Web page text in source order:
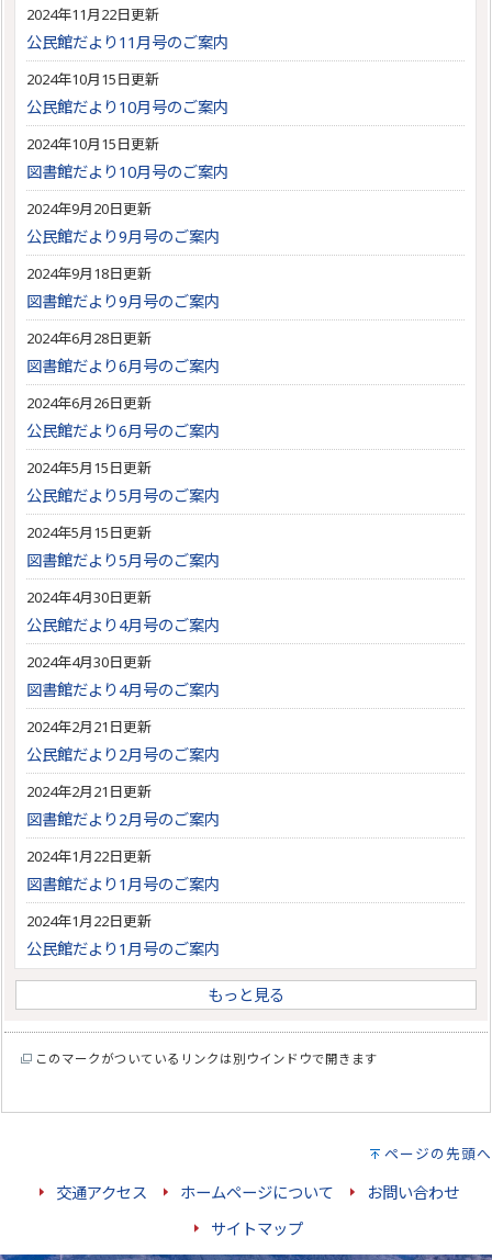
2024年11月22日更新
公民館だより11月号のご案内
2024年10月15日更新
公民館だより10月号のご案内
2024年10月15日更新
図書館だより10月号のご案内
2024年9月20日更新
公民館だより9月号のご案内
2024年9月18日更新
図書館だより9月号のご案内
2024年6月28日更新
図書館だより6月号のご案内
2024年6月26日更新
公民館だより6月号のご案内
2024年5月15日更新
公民館だより5月号のご案内
2024年5月15日更新
図書館だより5月号のご案内
2024年4月30日更新
公民館だより4月号のご案内
2024年4月30日更新
図書館だより4月号のご案内
2024年2月21日更新
公民館だより2月号のご案内
2024年2月21日更新
図書館だより2月号のご案内
2024年1月22日更新
図書館だより1月号のご案内
2024年1月22日更新
公民館だより1月号のご案内
もっと見る
このマークがついているリンクは別ウインドウで開きます
ページの先頭へ
交通アクセス ホームページについて
お問い合わせ
サイトマップ